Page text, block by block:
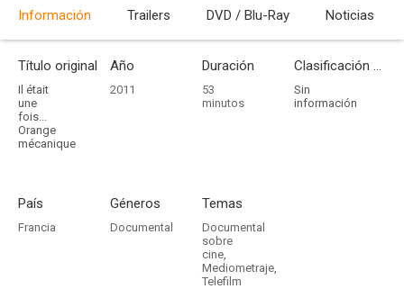
Información Trailers DVD / Blu-Ray Noticias
Título original
Il était
une
fois...
Orange
mécanique
Año
2011
Duración
53
minutos
Clasificación por edades
Sin
información
País
Francia
Géneros
Documental
Temas
Documental
sobre
cine,
Mediometraje,
Telefilm